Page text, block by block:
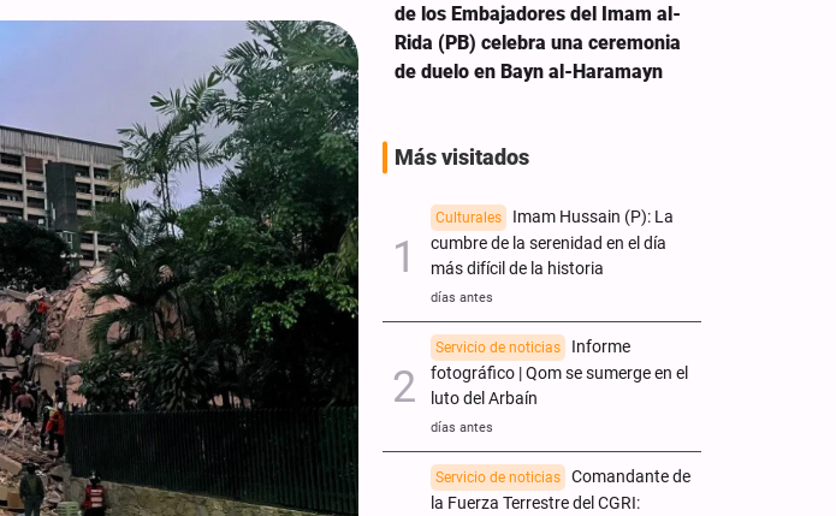
ante los opresores: Sheij
de los Embajadores del Imam al-
Rida (PB) celebra una ceremonia
de duelo en Bayn al-Haramayn
Más visitados
Culturales
Imam Hussain (P): La
cumbre de la serenidad en el día
más difícil de la historia
días antes
Servicio de noticias
Informe
fotográfico | Qom se sumerge en el
luto del Arbaín
días antes
Servicio de noticias
Comandante de
la Fuerza Terrestre del CGRI: